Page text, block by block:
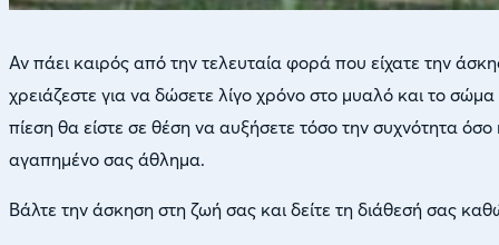
Αν πάει καιρός από την τελευταία φορά που είχατε την
χρειάζεστε για να δώσετε λίγο χρόνο στο μυαλό και το
πίεση θα είστε σε θέση να αυξήσετε τόσο την συχνότητα
αγαπημένο σας άθλημα.
Βάλτε την άσκηση στη ζωή σας και δείτε τη διάθεσή σας